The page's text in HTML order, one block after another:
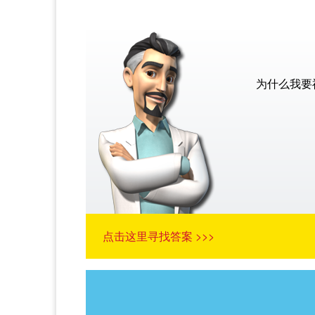
为什么我
点击这里寻找答案 >>>